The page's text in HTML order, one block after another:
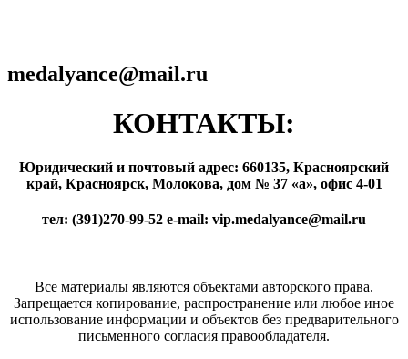
medalyance@mail.ru
КОНТАКТЫ:
Юридический и почтовый адрес: 660135, Красноярский
край, Красноярск, Молокова, дом № 37 «а», офис 4-01
тел: (391)270-99-52 e-mail: vip.medalyance@mail.ru
Все материалы являются объектами авторского права.
Запрещается копирование, распространение или любое иное
использование информации и объектов без предварительного
письменного согласия правообладателя.